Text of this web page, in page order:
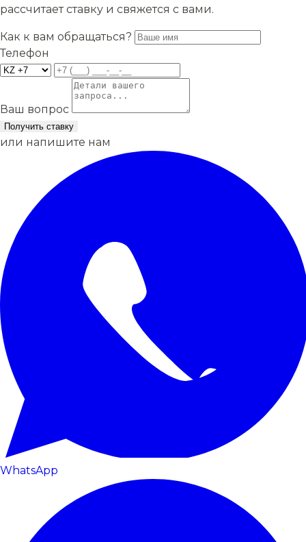
рассчитает ставку и свяжется с вами.
Как к вам обращаться?
Телефон
Ваш вопрос
Получить ставку
или напишите нам
WhatsApp